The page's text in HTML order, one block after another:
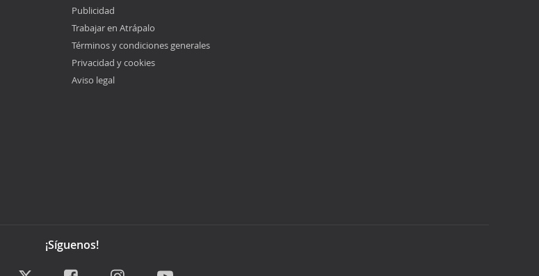
Publicidad
Trabajar en Atrápalo
Términos y condiciones generales
Privacidad y cookies
Aviso legal
¡Síguenos!